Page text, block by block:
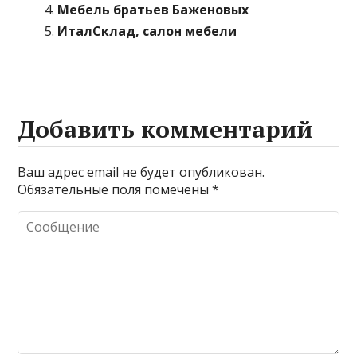
Мебель братьев Баженовых
ИталСклад, салон мебели
Добавить комментарий
Ваш адрес email не будет опубликован.
Обязательные поля помечены*